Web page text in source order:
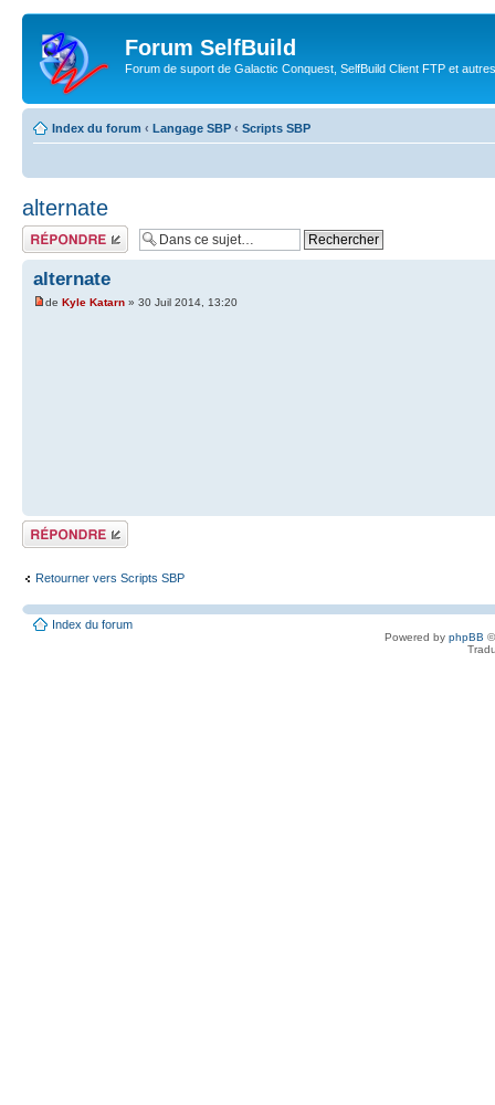
Forum SelfBuild
Forum de suport de Galactic Conquest, SelfBuild Client FTP et
Index du forum ‹ Langage SBP ‹ Scripts SBP
alternate
Répondre
alternate
de Kyle Katarn » 30 Juil 2014, 13:20
Répondre
Retourner vers Scripts SBP
Index du forum
Powered by phpBB